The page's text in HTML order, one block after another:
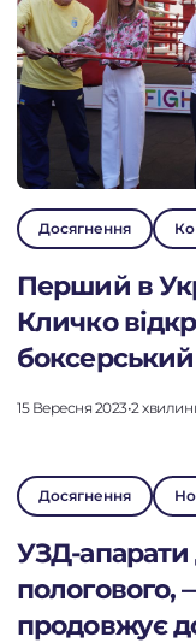
Досягнення
Перший в
Кличко
15 Вересня 2023•2
Досягнення
УЗД-апарати
продовжує